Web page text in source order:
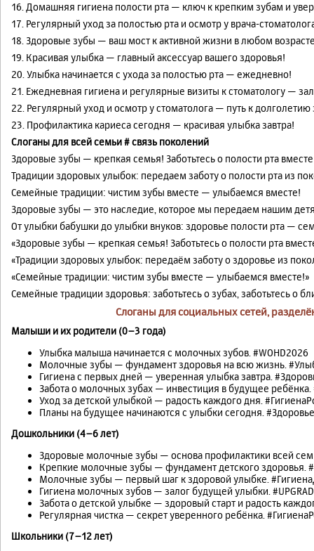
16. Домашняя гигиена полости рта — ключ к крепким зубам и
17. Регулярный уход за полостью рта и осмотр у врача-
18. Здоровые зубы — ваш мост к активной жизни в любом
19. Красивая улыбка — главный аксессуар вашего здоровья!
20. Улыбка начинается с ухода за полостью рта — ежедневно!
21. Ежедневная гигиена и регулярные визиты к стоматологу —
22. Регулярный уход и осмотр у стоматолога — путь к долголетию
23. Профилактика кариеса сегодня — красивая улыбка завтра!
Слоганы для всей семьи # связь поколений
Здоровые зубы — крепкая семья! Заботьтесь о полости рта
Традиции здоровых улыбок: передаем заботу о полости рта из
Семейные традиции: чистим зубы вместе — улыбаемся вместе!
Здоровые зубы — это наследие, которое мы передаем нашим
От улыбки бабушки до улыбки внуков: здоровье полости рта —
«Здоровые зубы — крепкая семья! Заботьтесь о полости рта
«Традиции здоровых улыбок: передаём заботу о здоровье из
«Семейные традиции: чистим зубы вместе — улыбаемся вместе!»
Семейные традиции здоровья: заботьтесь о зубах, заботьтесь о
Слоганы для социальных сетей,
Малыши и их родители (0–3 года)
Улыбка малыша начинается с молочных зубов. #WOHD2026
Молочные зубы — фундамент здоровья на всю жизнь.
Гигиена с первых дней — уверенная улыбка завтра.
Забота о молочных зубах — инвестиция в будущее ребёнка.
Уход за детской улыбкой — радость каждого дня.
Планы на будущее начинаются с улыбки сегодня.
Дошкольники (4–6 лет)
Здоровые молочные зубы — основа профилактики всей
Крепкие молочные зубы — фундамент детского здоровья.
Молочные зубы — первый шаг к здоровой улыбке.
Гигиена молочных зубов — залог будущей улыбки.
Забота о детской улыбке — здоровый старт и радость
Регулярная чистка — секрет уверенного ребёнка.
Школьники (7–12 лет)